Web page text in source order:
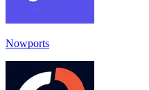
Nowports